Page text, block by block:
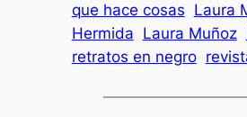
que hace cosas Laura
Hermida Laura Muñoz
retratos en negro